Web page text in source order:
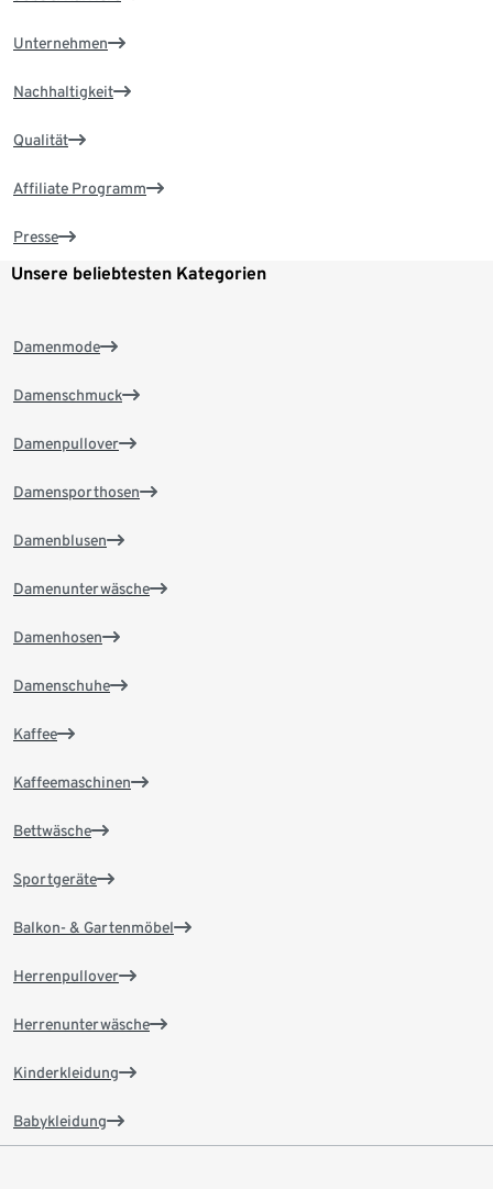
Unternehmen
Nachhaltigkeit
Qualität
Affiliate Programm
Presse
Unsere beliebtesten Kategorien
Damenmode
Damenschmuck
Damenpullover
Damensporthosen
Damenblusen
Damenunterwäsche
Damenhosen
Damenschuhe
Kaffee
Kaffeemaschinen
Bettwäsche
Sportgeräte
Balkon- & Gartenmöbel
Herrenpullover
Herrenunterwäsche
Kinderkleidung
Babykleidung